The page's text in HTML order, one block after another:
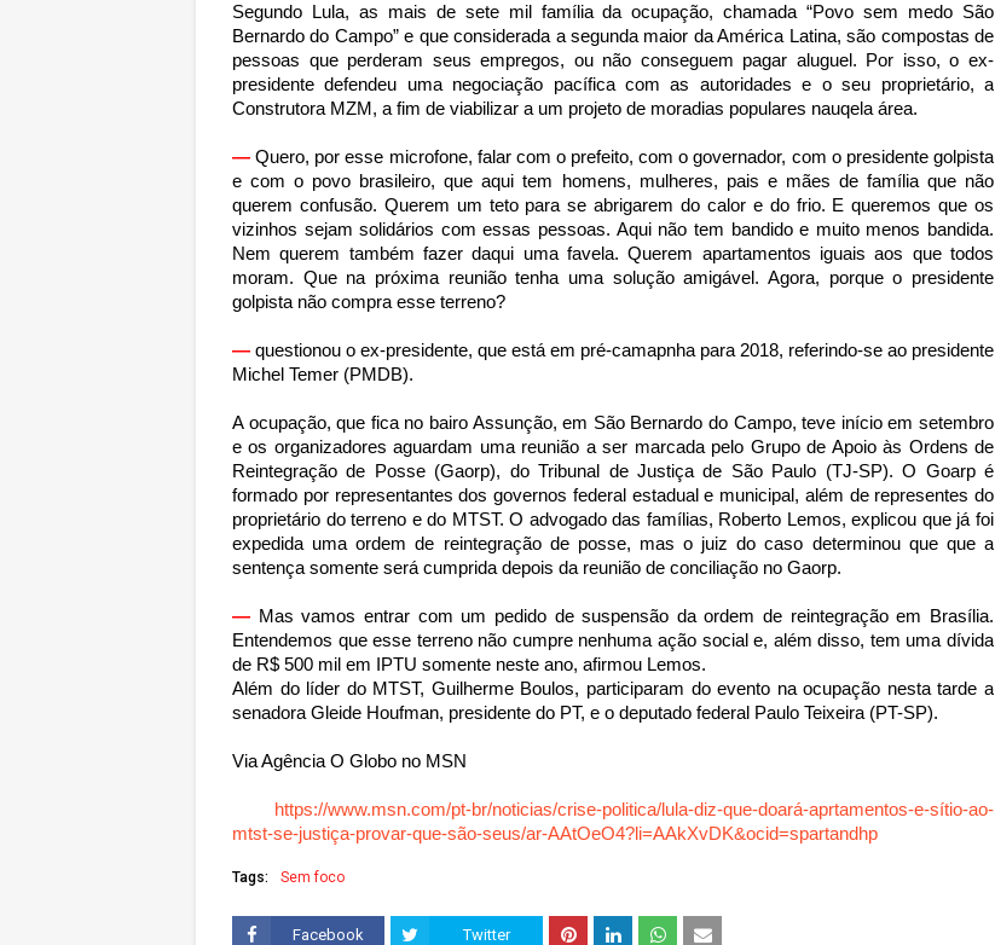
Segundo Lula, as mais de sete mil família da ocupação, chamada “Povo sem medo São
Bernardo do Campo” e que considerada a segunda maior da América Latina, são compostas de
pessoas que perderam seus empregos, ou não conseguem pagar aluguel. Por isso, o ex-
presidente defendeu uma negociação pacífica com as autoridades e o seu proprietário, a
Construtora MZM, a fim de viabilizar a um projeto de moradias populares nauqela área.
—Quero, por esse microfone, falar com o prefeito, com o governador, com o presidente golpista
e com o povo brasileiro, que aqui tem homens, mulheres, pais e mães de família que não
querem confusão. Querem um teto para se abrigarem do calor e do frio. E queremos que os
vizinhos sejam solidários com essas pessoas. Aqui não tem bandido e muito menos bandida.
Nem querem também fazer daqui uma favela. Querem apartamentos iguais aos que todos
moram. Que na próxima reunião tenha uma solução amigável. Agora, porque o presidente
golpista não compra esse terreno?
— questionou o ex-presidente, que está em pré-camapnha para 2018, referindo-se ao presidente
Michel Temer (PMDB).
A ocupação, que fica no bairo Assunção, em São Bernardo do Campo, teve início em setembro
e os organizadores aguardam uma reunião a ser marcada pelo Grupo de Apoio às Ordens de
Reintegração de Posse (Gaorp), do Tribunal de Justiça de São Paulo (TJ-SP). O Goarp é
formado por representantes dos governos federal estadual e municipal, além de representes do
proprietário do terreno e do MTST. O advogado das famílias, Roberto Lemos, explicou que já foi
expedida uma ordem de reintegração de posse, mas o juiz do caso determinou que que a
sentença somente será cumprida depois da reunião de conciliação no Gaorp.
— Mas vamos entrar com um pedido de suspensão da ordem de reintegração em Brasília.
Entendemos que esse terreno não cumpre nenhuma ação social e, além disso, tem uma dívida
de R$ 500 mil em IPTU somente neste ano, afirmou Lemos.
Além do líder do MTST, Guilherme Boulos, participaram do evento na ocupação nesta tarde a
senadora Gleide Houfman, presidente do PT, e o deputado federal Paulo Teixeira (PT-SP).
Via Agência O Globo no MSN
https://www.msn.com/pt-br/noticias/crise-politica/lula-diz-que-doará-aprtamentos-e-sítio-ao-
mtst-se-justiça-provar-que-são-seus/ar-AAtOeO4?li=AAkXvDK&ocid=spartandhp
Tags: Sem foco
Facebook Twitter